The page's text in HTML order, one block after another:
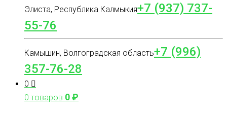
Элиста, Республика Калмыкия+7 (937) 737-
55-76
Камышин, Волгоградская область+7 (996)
357-76-28
0
0 товаров 0₽